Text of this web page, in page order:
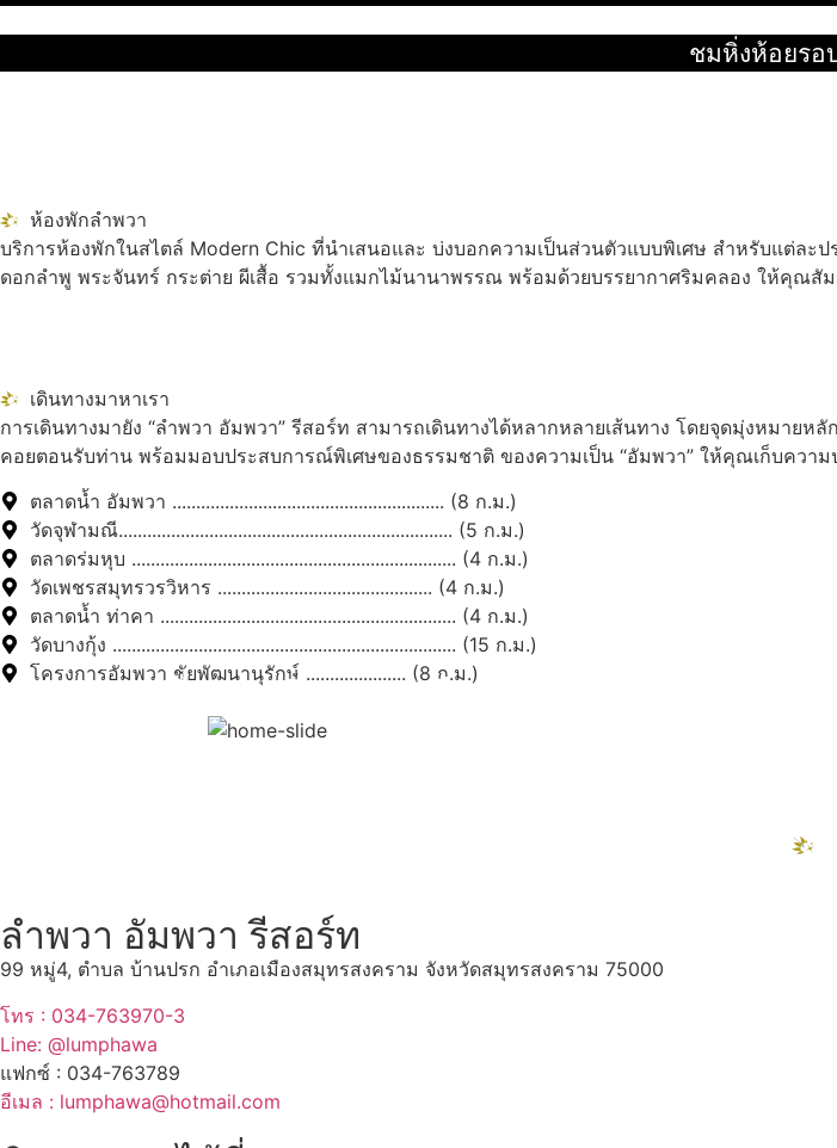
ชมหิ่งห้อยรอ
ห้องพักลำพวา
บริการห้องพักในสไตล์ Modern Chic ที่นำเสนอและ บ่งบอกความเป็นส่วนตัวแบบพิเศษ สำหรับแต่ล
ดอกลำพู พระจันทร์ กระต่าย ผีเสื้อ รวมทั้งแมกไม้นานาพรรณ พร้อมด้วยบรรยากาศริมคลอง ให้คุณ
เดินทางมาหาเรา
การเดินทางมายัง “ลำพวา อัมพวา” รีสอร์ท สามารถเดินทางได้หลากหลายเส้นทาง โดยจุดมุ่งหมาย
คอยตอนรับท่าน พร้อมมอบประสบการณ์พิเศษของธรรมชาติ ของความเป็น “อัมพวา” ให้คุณเก็บควา
ตลาดน้ำ อัมพวา ......................................................... (8 ก.ม.)
วัดจุฬามณี...................................................................... (5 ก.ม.)
ตลาดร่มหุบ .................................................................... (4 ก.ม.)
วัดเพชรสมุทรวรวิหาร ............................................. (4 ก.ม.)
ตลาดน้ำ ท่าคา .............................................................. (4 ก.ม.)
วัดบางกุ้ง ........................................................................ (15 ก.ม.)
โครงการอัมพวา ชัยพัฒนานุรักษ์ ..................... (8 ก.ม.)
สถานที่ท่องเที่ยวรอบรีสอร์ท
ลำพวา อัมพวา รีสอร์ท
99 หมู่4, ตำบล บ้านปรก อำเภอเมืองสมุทรสงคราม จังหวัดสมุทรสงคราม 75000
โทร : 034-763970-3
Line: @lumphawa
แฟกซ์ : 034-763789
อีเมล : lumphawa@hotmail.com